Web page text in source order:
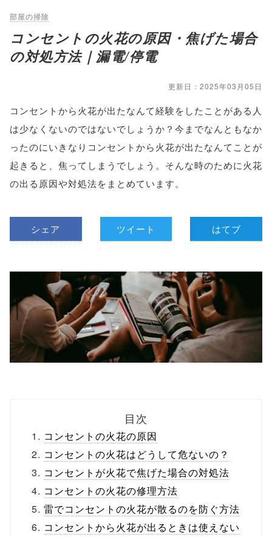
部屋の掃除
コンセントの火花の原因・焦げた場合
の対処方法｜漏電/停電
更新日：2025年03月05日
コンセントから火花が出たなんて経験をしたことがある人
は少なくないのではないでしょうか？今までなんともなか
ったのにいきなりコンセントから火花が出たなんてことが
起きると、焦ってしまうでしょう。そんな時のために火花
の出る原因や対処法をまとめています。
シェア ツイート はてブ
目次
コンセントの火花の原因
コンセントの火花はどうして危ないの？
コンセントが火花で焦げた場合の対処法
コンセントの火花の修理方法
雷でコンセントの火花が散るのを防ぐ方法
コンセントから火花が出るときは使えない